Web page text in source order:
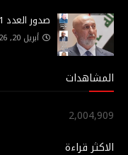
صدور العدد 181 لصحيفة الحدث الاسبوعي من لندن
أبريل 20, 2026
المشاهدات
2,004,909
الاكثر قراءة